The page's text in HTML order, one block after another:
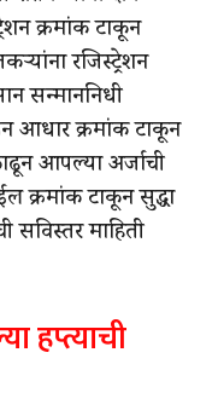
क्रमांक टाकून
रजिस्ट्रेशन
सन्माननिधी
आधार क्रमांक टाकून
आपल्या अर्जाची
क्रमांक टाकून सुद्धा
सविस्तर माहिती
हप्त्याची